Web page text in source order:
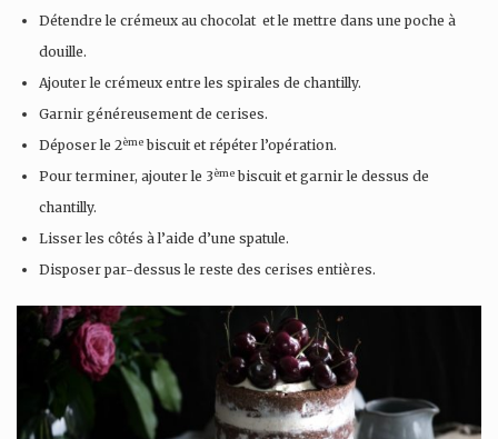
Détendre le crémeux au chocolat et le mettre dans une poche à
douille.
Ajouter le crémeux entre les spirales de chantilly.
Garnir généreusement de cerises.
Déposer le 2èmebiscuit et répéter l’opération.
Pour terminer, ajouter le 3èmebiscuit et garnir le dessus de
chantilly.
Lisser les côtés à l’aide d’une spatule.
Disposer par-dessus le reste des cerises entières.